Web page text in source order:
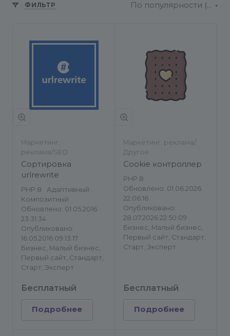
ФИЛЬТР По популярности (возрастание)
Маркетинг,
реклама/SEO
Сортировка
urlrewrite
PHP 8
Адаптивный
Композитный
Обновлено: 01.05.2016
23:31:34
Опубликовано:
16.05.2016 09:13:17
Бизнес, Малый бизнес,
Первый сайт, Стандарт,
Старт, Эксперт
Бесплатный
Подробнее
Маркетинг, реклама/
Другое
Cookie контроллер
PHP 8
Обновлено: 01.06.2026
22:06:16
Опубликовано:
28.07.2026 22:50:09
Бизнес, Малый бизнес,
Первый сайт, Стандарт,
Старт, Эксперт
Бесплатный
Подробнее